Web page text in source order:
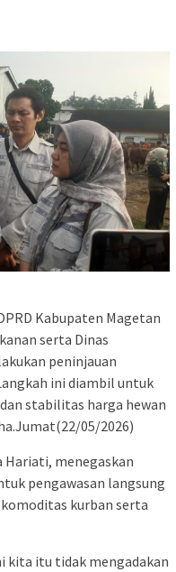
Kabupaten Magetan
serta Dinas
peninjauan
ini diambil untuk
stabilitas harga hewan
05/2026)
Hariati, menegaskan
pengawasan langsung
kurban serta
kita itu tidak mengadakan